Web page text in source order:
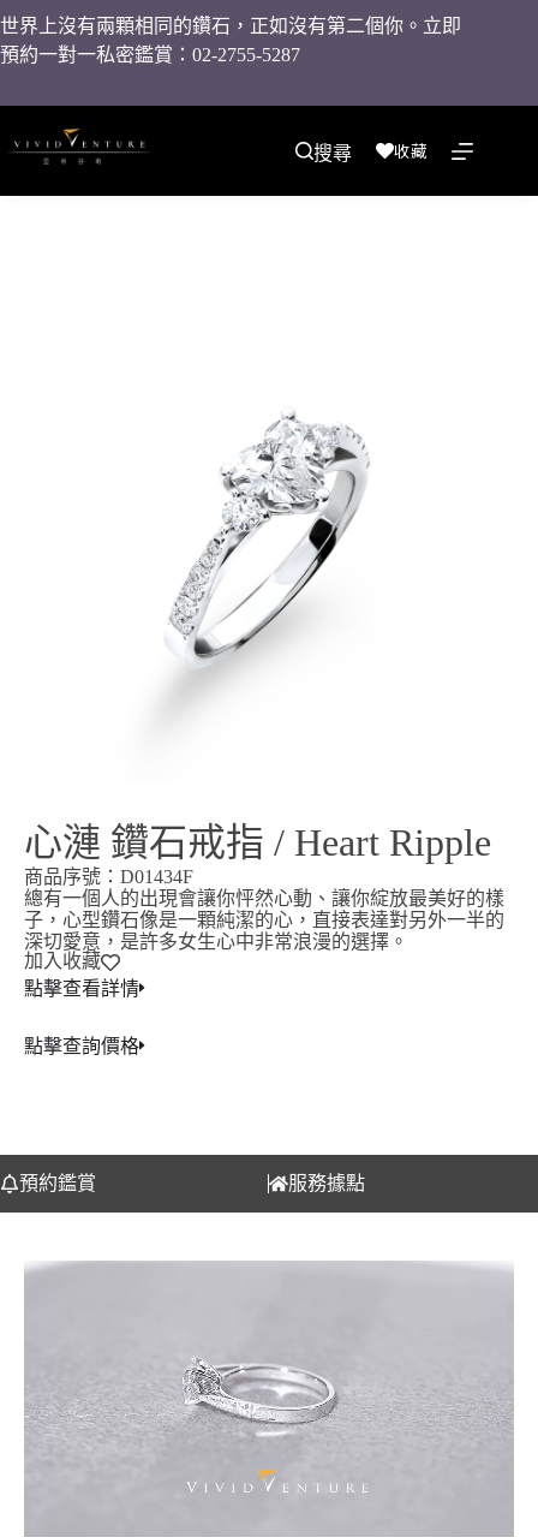
世界上沒有兩顆相同的鑽石，正如沒有第二個你。立即
預約一對一私密鑑賞：02-2755-5287
搜尋 收藏
心漣 鑽石戒指 / Heart Ripple
商品序號：D01434F
總有一個人的出現會讓你怦然心動、讓你綻放最美好的樣
子，心型鑽石像是一顆純潔的心，直接表達對另外一半的
深切愛意，是許多女生心中非常浪漫的選擇。
加入收藏
點擊查看詳情
點擊查詢價格
預約鑑賞 服務據點